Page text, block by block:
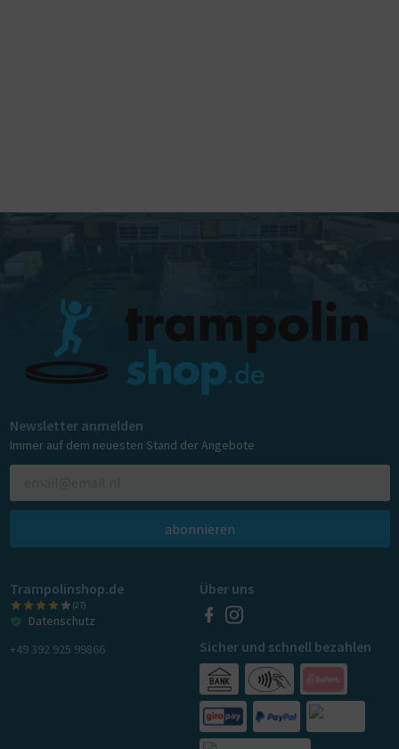
Newsletter anmelden
Immer auf dem neuesten Stand der Angebote
abonnieren
Trampolinshop.de
(27)
Datenschutz
+49 392 925 99866
Über uns
Sicher und schnell bezahlen